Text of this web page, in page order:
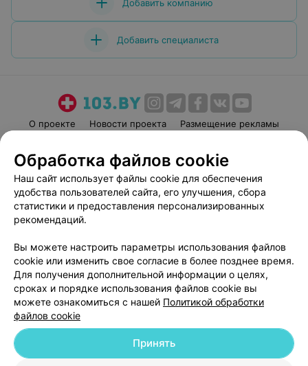
Добавить компанию
Добавить специалиста
О проекте Новости проекта
Размещение рекламы
Пользовательское соглашение
Способы оплаты
Вакансии
Партнеры
Написать руководителю 103.by
Обработка персональных данных
© 2026 ООО «Артокс Лаб», УНП 191700409
| 220012, Республика Беларусь,
Обработка файлов cookie
Наш сайт использует файлы cookie для обеспечения
удобства пользователей сайта, его улучшения, сбора
статистики и предоставления персонализированных
рекомендаций.
Вы можете настроить параметры использования файлов
cookie или изменить свое согласие в более позднее время.
Для получения дополнительной информации о целях,
сроках и порядке использования файлов cookie вы
можете ознакомиться с нашей Политикой обработки
файлов cookie
Принять